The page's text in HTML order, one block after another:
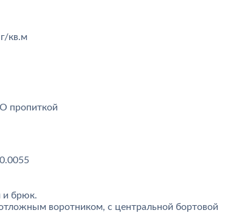
кв.м
пропиткой
и брюк.
воротником, с центральной бортовой